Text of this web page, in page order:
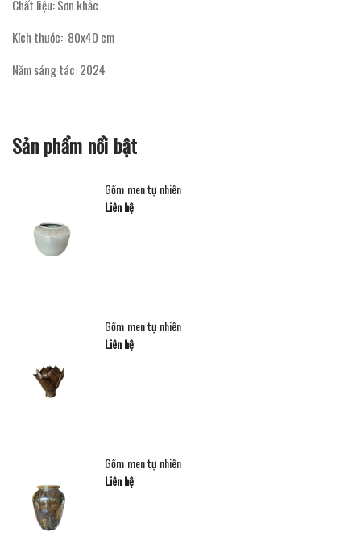
Chất liệu: Sơn khắc
Kích thước: 80x40 cm
Năm sáng tác: 2024
Sản phẩm nổi bật
Gốm men tự nhiên
Liên hệ
Gốm men tự nhiên
Liên hệ
Gốm men tự nhiên
Liên hệ